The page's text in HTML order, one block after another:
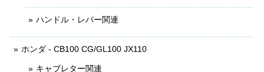
ハンドル・レバー関連
ホンダ - CB100 CG/GL100 JX110
キャブレター関連